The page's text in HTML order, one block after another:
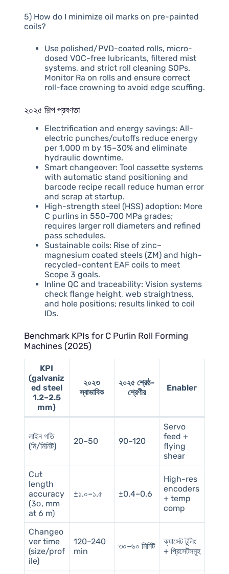
5) How do I minimize oil marks on pre-painted
coils?
Use polished/PVD-coated rolls, micro-
dosed VOC-free lubricants, filtered mist
systems, and strict roll cleaning SOPs.
Monitor Ra on rolls and ensure correct
roll-face crowning to avoid edge scuffing.
২০২৫ শিল্প প্রবণতা
Electrification and energy savings: All-
electric punches/cutoffs reduce energy
per 1,000 m by 15–30% and eliminate
hydraulic downtime.
Smart changeover: Tool cassette systems
with automatic stand positioning and
barcode recipe recall reduce human error
and scrap at startup.
High-strength steel (HSS) adoption: More
C purlins in 550–700 MPa grades;
requires larger roll diameters and refined
pass schedules.
Sustainable coils: Rise of zinc–
magnesium coated steels (ZM) and high-
recycled-content EAF coils to meet
Scope 3 goals.
Inline QC and traceability: Vision systems
check flange height, web straightness,
and hole positions; results linked to coil
IDs.
Benchmark KPIs for C Purlin Roll Forming
Machines (2025)
KPI
(galvaniz
ed steel
1.2–2.5
mm)
২০২৩
স্বাভাবিক
২০২৫ শ্রেষ্ঠ-
শ্রেণীর
Enabler
লাইন গতি
(মি/মিনিট)
20–50 90–120
Servo
feed +
flying
shear
Cut
length
accuracy
(3σ, mm
at 6 m)
±১.০–১.৫ ±0.4–0.6
High-res
encoders
+ temp
comp
Changeo
ver time
(size/prof
ile)
120–240
min
৩০–৬০ মিনিট
ক্যাসেট টুলিং
+ প্রিসেটসমূহ